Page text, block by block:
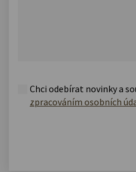
Chci odebírat novinky a
zpracováním osobních